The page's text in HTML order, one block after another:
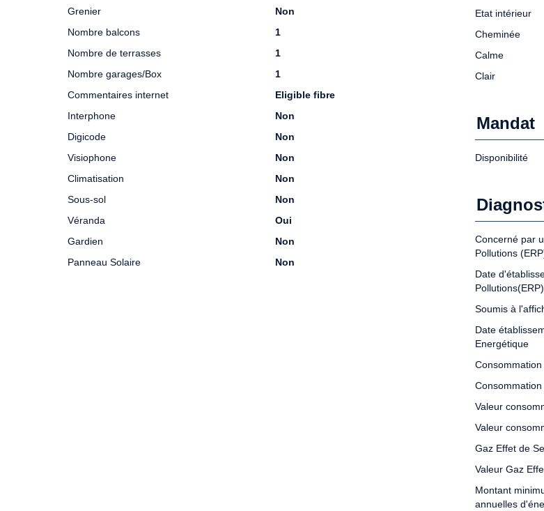
Etat intérieur
Cheminée
Calme
Clair
Grenier
Non
Nombre balcons
1
Nombre de terrasses
1
Nombre garages/Box
1
Commentaires internet
Eligible fibre
Interphone
Non
Digicode
Non
Visiophone
Non
Climatisation
Non
Sous-sol
Non
Véranda
Oui
Gardien
Non
Panneau Solaire
Non
Mandat
Disponibilité
Concerné par
Pollutions
Date
Pollutions(ERP)
Soumis à
Date
Energétique
Valeur
Valeur
Gaz Effet de
Valeur Gaz
Montant
annuelles